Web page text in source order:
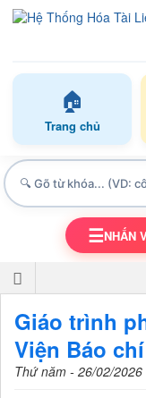
🏠
Trang chủ
☰NHẤN
Giáo trình
Viện Báo
Thứ năm - 26/02/2026